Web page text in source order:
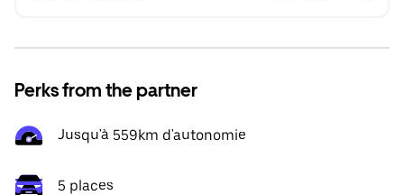
Perks from the partner
Jusqu'à 559km d'autonomie
5 places